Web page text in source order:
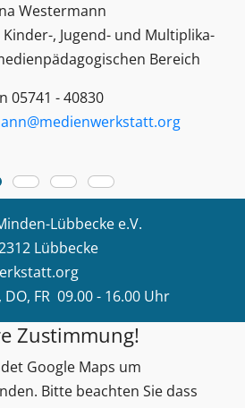
Westermann
, Jugend- und Multiplika­
Bereich
05741 - 40830
Lübbecke e.V.
Lübbecke
DO, FR 09.00 - 16.00 Uhr
Zustimmung!
Google Maps um
Bitte beachten Sie dass